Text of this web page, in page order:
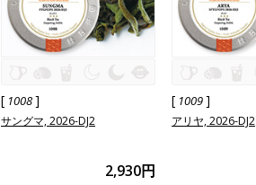
[ 1008]
サングマ, 2026-DJ2
2,930円
[ 1009]
アリヤ, 2026-DJ2